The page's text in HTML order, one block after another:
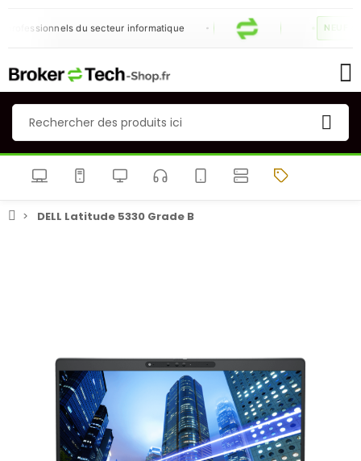
du secteur informatique NEUF &
DELL Latitude 5330 Grade B